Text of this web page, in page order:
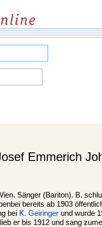
Emmerich
Sänger (Bariton). B.
bereits ab 1903
bei K. Geiringer und wurde
er bis 1912 und sang